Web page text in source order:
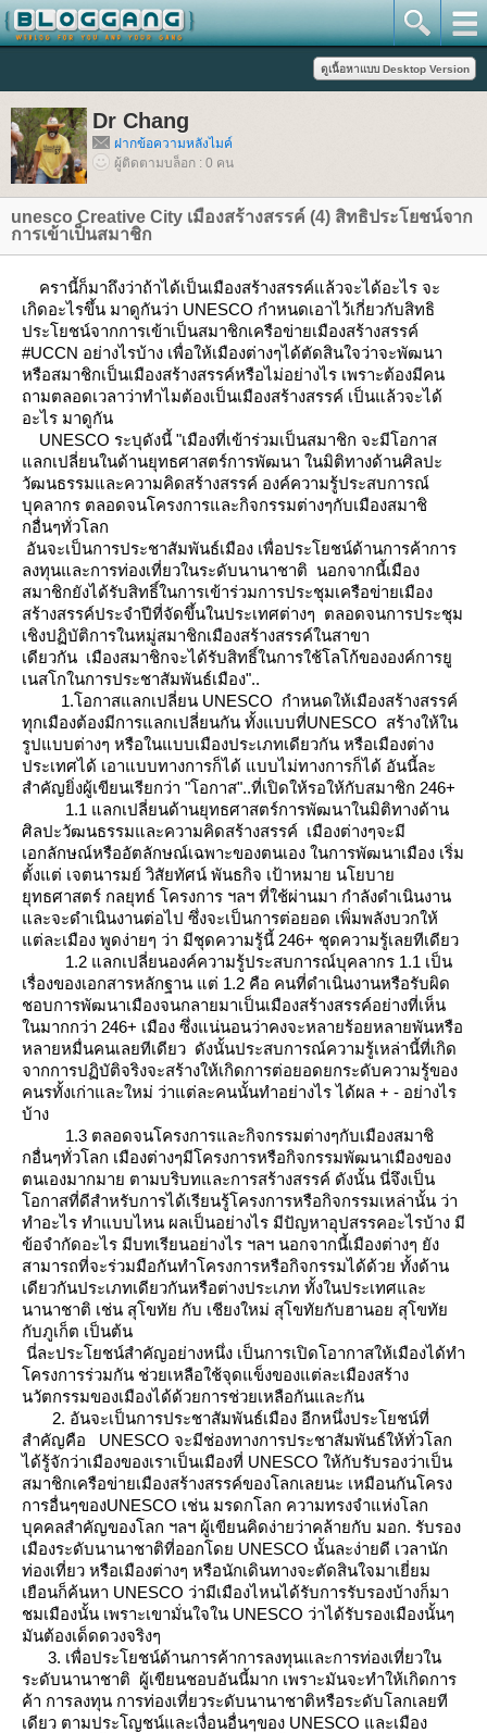
Dr Chang
ฝากข้อความหลังไมค์
ผู้ติดตามบล็อก : 0 คน
unesco Creative City เมืองสร้างสรรค์ (4) สิทธิประโยชน์จาก
การเข้าเป็นสมาชิก
ครานี้ก็มาถึงว่าถ้าได้เป็นเมืองสร้างสรรค์แล้วจะได้อะไร จะ
เกิดอะไรขึ้น มาดูกันว่า UNESCO กำหนดเอาไว้เกี่ยวกับสิทธิ
ประโยชน์จากการเข้าเป็นสมาชิกเครือข่ายเมืองสร้างสรรค์
#UCCN อย่างไรบ้าง เพื่อให้เมืองต่างๆได้ตัดสินใจว่าจะพัฒนา
หรือสมาชิกเป็นเมืองสร้างสรรค์หรือไม่อย่างไร เพราะต้องมีคน
ถามตลอดเวลาว่าทำไมต้องเป็นเมืองสร้างสรรค์ เป็นแล้วจะได้
อะไร มาดูกัน
UNESCO ระบุดังนี้ "เมืองที่เข้าร่วมเป็นสมาชิก จะมีโอกาส
ลกเปลี่ยนในด้านยุทธศาสตร์การพัฒนา ในมิติทางด้านศิลปะ
วัฒนธรรมและความคิดสร้างสรรค์ องค์ความรู้ประสบการณ์
บุคลากร ตลอดจนโครงการและกิจกรรมต่างๆกับเมืองสมาชิ
กอื่นๆทั่วโลก
อันจะเป็นการประชาสัมพันธ์เมือง เพื่อประโยชน์ด้านการค้าการ
ลงทุนและการท่องเที่ยวในระดับนานาชาติ นอกจากนี้เมือง
สมาชิกยังได้รับสิทธิ์ในการเข้าร่วมการประชุมเครือข่ายเมือง
สร้างสรรค์ประจำปีที่จัดขึ้นในประเทศต่างๆ ตลอดจนการประชุม
เชิงปฏิบัติการในหมู่สมาชิกเมืองสร้างสรรค์ในสาขา
เดียวกัน เมืองสมาชิกจะได้รับสิทธิ์ในการใช้โลโก้ขององค์การยู
เนสโกในการประชาสัมพันธ์เมือง"..
1.โอกาสแลกเปลี่ยน UNESCO กำหนดให้เมืองสร้างสรรค์
ทุกเมืองต้องมีการแลกเปลี่ยนกัน ทั้งแบบที่UNESCO สร้างให้ใน
รูปแบบต่างๆ หรือในแบบเมืองประเภทเดียวกัน หรือเมืองต่าง
ประเทศได้ เอาแบบทางการก็ได้ แบบไม่ทางการก็ได้ อันนี้ละ
สำคัญยิ่งผู้เขียนเรียกว่า "โอกาส"..ที่เปิดให้รอให้กับสมาชิก 246+
1.1 แลกเปลี่ยนด้านยุทธศาสตร์การพัฒนาในมิติทางด้าน
ศิลปะวัฒนธรรมและความคิดสร้างสรรค์ เมืองต่างๆจะมี
เอกลักษณ์หรืออัตลักษณ์เฉพาะของตนเอง ในการพัฒนาเมือง เริ่ม
ตั้งแต่ เจตนารมย์ วิสัยทัศน์ พันธกิจ เป้าหมาย นโยบา
ุทธศาสตร์ กลยุทธ์ โครงการ ฯลฯ ที่ใช้ผ่านมา กำลังดำเนินงาน
ละจะดำเนินงานต่อไป ซึ่งจะเป็นการต่อยอด เพิ่มพลังบวกให้
ต่ละเมือง พูดง่ายๆ ว่า มีชุดความรู้นี้ 246+ ชุดความรู้เลยทีเดียว
1.2 แลกเปลี่ยนองค์ความรู้ประสบการณ์บุคลากร 1.1 เป็น
เรื่องของเอกสารหลักฐาน แต่ 1.2 คือ คนที่ดำเนินงานหรือรับผิด
ชอบการพัฒนาเมืองจนกลายมาเป็นเมืองสร้างสรรค์อย่างที่เห็น
นมากกว่า 246+ เมือง ซึ่งแน่นอนว่าคงจะหลายร้อยหลายพันหรือ
หลายหมื่นคนเลยทีเดียว ดังนั้นประสบการณ์ความรู้เหล่านี้ที่เกิด
จากการปฏิบัติจริงจะสร้างให้เกิดการต่อยอดยกระดับความรู้ของ
คนรทั้งเก่าและใหม่ ว่าแต่ละคนนั้นทำอย่างไร ได้ผล + - อย่างไร
บ้าง
1.3 ตลอดจนโครงการและกิจกรรมต่างๆกับเมืองสมาชิ
กอื่นๆทั่วโลก เมืองต่างๆมีโครงการหรือกิจกรรมพัฒนาเมืองของ
ตนเองมากมาย ตามบริบทและการสร้างสรรค์ ดังนั้น นี่จึงเป็น
อกาสที่ดีสำหรับการได้เรียนรู้โครงการหรือกิจกรรมเหล่านั้น ว่า
ทำอะไร ทำแบบไหน ผลเป็นอย่างไร มีปัญหาอุปสรรคอะไรบ้าง มี
ข้อจำกัดอะไร มีบทเรียนอย่างไร ฯลฯ นอกจากนี้เมืองต่างๆ ยัง
สามารถที่จะร่วมมือกันทำโครงการหรือกิจกรรมได้ด้วย ทั้งด้าน
เดียวกันประเภทเดียวกันหรือต่างประเภท ทั้งในประเทศและ
นานาชาติ เช่น สุโขทัย กับ เชียงใหม่ สุโขทัยกับฮานอย สุโขทั
กับภูเก็ต เป็นต้น
นี่ละประโยชน์สำคัญอย่างหนึ่ง เป็นการเปิดโอากาสให้เมืองได้ทำ
ครงการร่วมกัน ช่วยเหลือใช้จุดแข็งของแต่ละเมืองสร้าง
นวัตกรรมของเมืองได้ด้วยการช่วยเหลือกันและกัน
2. อันจะเป็นการประชาสัมพันธ์เมือง อีกหนึ่งประโยชน์ที่
สำคัญคือ UNESCO จะมีช่องทางการประชาสัมพันธ์ให้ทั่วโลก
ได้รู้จักว่าเมืองของเราเป็นเมืองที่ UNESCO ให้กับรับรองว่าเป็น
สมาชิกเครือข่ายเมืองสร้างสรรค์ของโลกเลยนะ เหมือนกันโครง
การอื่นๆของUNESCO เช่น มรดกโลก ความทรงจำแห่งโลก
บุคคลสำคัญของโลก ฯลฯ ผู้เขียนคิดง่ายว่าคล้ายกับ มอก. รับรอง
เมืองระดับนานาชาติที่ออกโดย UNESCO นั้นละง่ายดี เวลานัก
ท่องเที่ยว หรือเมืองต่างๆ หรือนักเดินทางจะตัดสินใจมาเยี่ยม
เยือนก็ค้นหา UNESCO ว่ามีเมืองไหนได้รับการรับรองบ้างก็มา
ชมเมืองนั้น เพราะเขามั่นใจใน UNESCO ว่าได้รับรองเมืองนั้นๆ
มันต้องเด็ดดวงจริงๆ
3. เพื่อประโยชน์ด้านการค้าการลงทุนและการท่องเที่ยวใน
ระดับนานาชาติ ผู้เขียนชอบอันนี้มาก เพราะมันจะทำให้เกิดการ
ค้า การลงทุน การท่องเที่ยวระดับนานาชาติหรือระดับโลกเลยที
เดียว ตามประโญชน์และเงื่อนอื่นๆของ UNESCO และเมือง